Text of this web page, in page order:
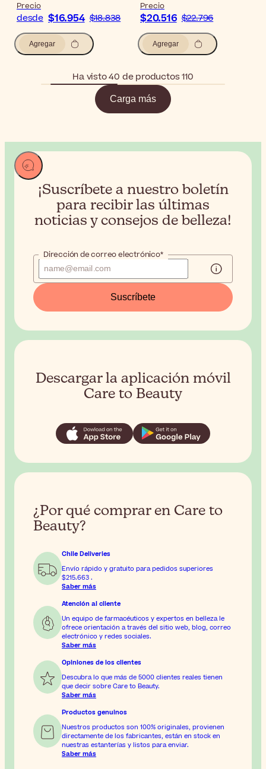
Precio
desde $16.954 $18.838
Agregar
Precio
$20.516 $22.796
Agregar
Ha visto 40 de productos 110
Carga más
¡Suscríbete a nuestro boletín
para recibir las últimas
noticias y consejos de belleza!
Dirección de correo electrónico*
Suscríbete
Descargar la aplicación móvil
Care to Beauty
¿Por qué comprar en Care to
Beauty?
Chile Deliveries
Envío rápido y gratuito para pedidos superiores
$215.663 .
Saber más
Atención al cliente
Un equipo de farmacéuticos y expertos en belleza le
ofrece orientación a través del sitio web, blog, correo
electrónico y redes sociales.
Saber más
Opiniones de los clientes
Descubra lo que más de 5000 clientes reales tienen
que decir sobre Care to Beauty.
Saber más
Productos genuinos
Nuestros productos son 100% originales, provienen
directamente de los fabricantes, están en stock en
nuestras estanterías y listos para enviar.
Saber más